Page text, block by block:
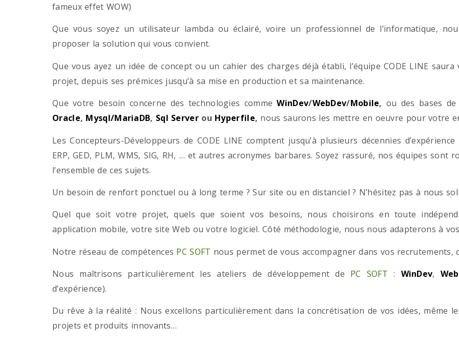
fameux effet WOW)
Que vous soyez un utilisateur lambda ou éclairé, voire un professionnel de l’informatique,
proposer la solution qui vous convient.
Que vous ayez un idée de concept ou un cahier des charges déjà établi, l’équipe CODE LINE
projet, depuis ses prémices jusqu’à sa mise en production et sa maintenance.
Que votre besoin concerne des technologies commeWinDev/WebDev/Mobile, ou des bases
Oracle, Mysql/MariaDB, Sql Serverou Hyperfile, nous saurons les mettre en oeuvre pour votre
Les Concepteurs-Développeurs de CODE LINE comptent jusqu’à plusieurs décennies
ERP, GED, PLM, WMS, SIG, RH, … et autres acronymes barbares. Soyez rassuré, nos équipes
l’ensemble de ces sujets.
Un besoin de renfort ponctuel ou à long terme ? Sur site ou en distanciel ? N’hésitez pas à nous
Quel que soit votre projet, quels que soient vos besoins, nous choisirons en toute
application mobile, votre site Web ou votre logiciel. Côté méthodologie, nous nous adapterons à
Notre réseau de compétences PC SOFT nous permet de vous accompagner dans vos
Nous maîtrisons particulièrement les ateliers de développement de PC SOFT : WinDev,
d’expérience).
Du rêve à la réalité : Nous excellons particulièrement dans la concrétisation de vos idées, même
projets et produits innovants…